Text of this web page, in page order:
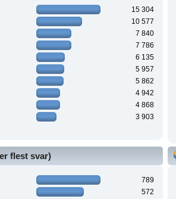
15 304
10 577
7 840
7 786
6 135
5 957
5 862
4 942
4 868
3 903
flest svar)
789
572